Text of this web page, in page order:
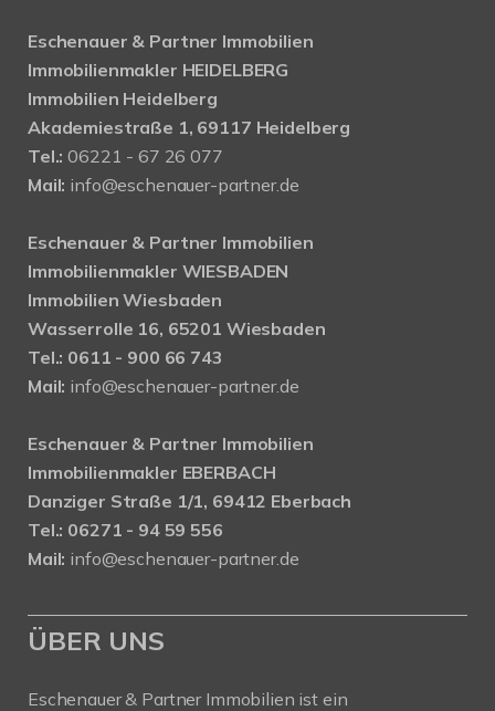
Eschenauer & Partner Immobilien
Immobilienmakler HEIDELBERG
Immobilien Heidelberg
Akademiestraße 1, 69117 Heidelberg
Tel.:06221 - 67 26 077
Mail: info@eschenauer-partner.de
Eschenauer & Partner Immobilien
Immobilienmakler WIESBADEN
Immobilien Wiesbaden
Wasserrolle 16, 65201 Wiesbaden
Tel.: 0611 - 900 66 743
Mail: info@eschenauer-partner.de
Eschenauer & Partner Immobilien
Immobilienmakler EBERBACH
Danziger Straße 1/1, 69412 Eberbach
Tel.: 06271 - 94 59 556
Mail: info@eschenauer-partner.de
ÜBER UNS
Eschenauer & Partner Immobilien ist ein